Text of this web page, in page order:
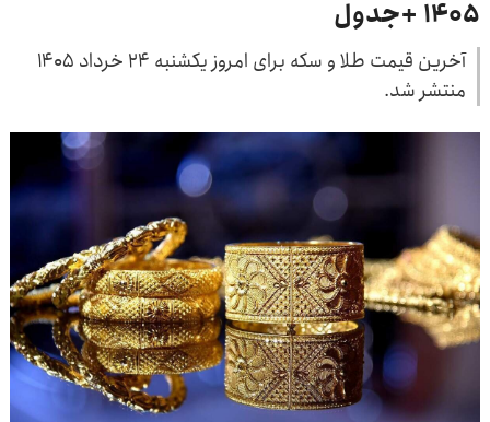
۱۴۰۵ +جدول
آخرین قیمت طلا و سکه برای امروز یکشنبه ۲۴ خرداد ۱۴۰۵
منتشر شد.